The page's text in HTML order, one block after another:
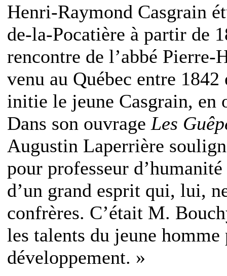
Henri-Raymond Casgrain
de-la-Pocatière à partir de
rencontre de l’abbé
venu au Québec entre
initie le jeune Casgrain, en
Dans son ouvrage Les
Augustin Laperrière
pour professeur
d’un grand esprit qui, lui,
confrères. C’était M.
les talents du jeune
développement. »